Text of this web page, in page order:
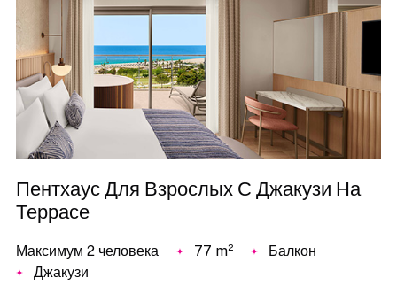
Пентхаус Для Взрослых С Джакузи На
Террасе
Максимум 2 человека 77 m²
Балкон
Джакузи